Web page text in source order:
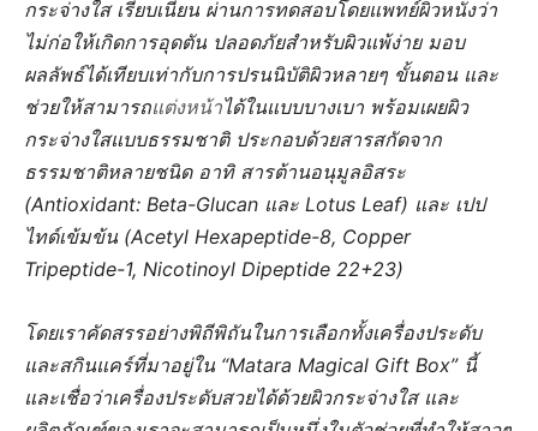
กระจ่างใส เรียบเนียน ผ่านการทดสอบโดยแพทย์ผิวหนังว่า
ไม่ก่อให้เกิดการอุดตัน ปลอดภัยสำหรับผิวแพ้ง่าย มอบ
ผลลัพธ์ได้เทียบเท่ากับการปรนนิบัติผิวหลายๆ ขั้นตอน และ
ช่วยให้สามารถแต่งหน้าได้ในแบบบางเบา พร้อมเผยผิว
กระจ่างใสแบบธรรมชาติ ประกอบด้วยสารสกัดจาก
ธรรมชาติหลายชนิด อาทิ สารต้านอนุมูลอิสระ
(Antioxidant: Beta-Glucan และ Lotus Leaf) และ เปป
ไทด์เข้มข้น (Acetyl Hexapeptide-8, Copper
Tripeptide-1, Nicotinoyl Dipeptide 22+23)
โดยเราคัดสรรอย่างพิถีพิถันในการเลือกทั้งเครื่องประดับ
และสกินแคร์ที่มาอยู่ใน “Matara Magical Gift Box” นี้
และเชื่อว่าเครื่องประดับสวยได้ด้วยผิวกระจ่างใส และ